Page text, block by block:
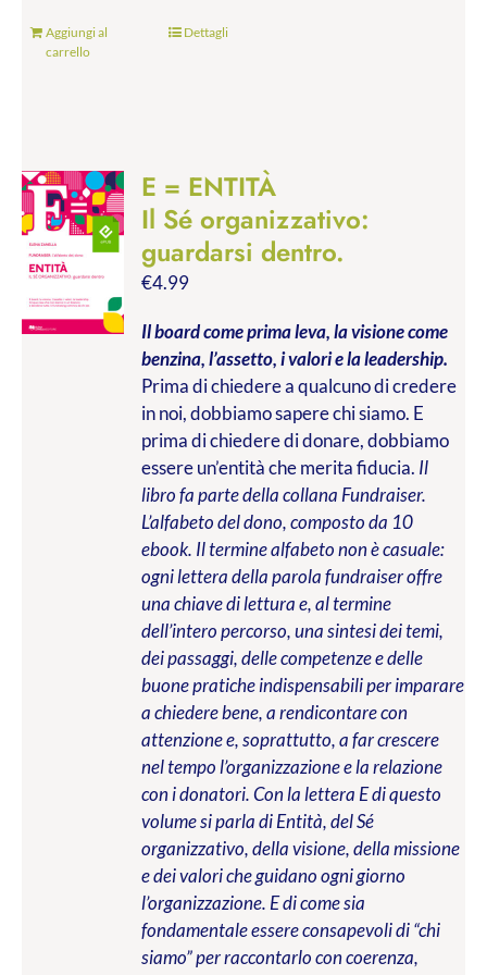
Aggiungi al
carrello
Dettagli
E = ENTITÀ
Il Sé organizzativo:
guardarsi dentro.
€4.99
Il board come prima leva, la visione come
benzina, l’assetto, i valori e la leadership.
Prima di chiedere a qualcuno di credere
in noi, dobbiamo sapere chi siamo. E
prima di chiedere di donare, dobbiamo
essere un’entità che merita fiducia. Il
libro fa parte della collana Fundraiser.
L’alfabeto del dono, composto da 10
ebook. Il termine alfabeto non è casuale:
ogni lettera della parola fundraiser offre
una chiave di lettura e, al termine
dell’intero percorso, una sintesi dei temi,
dei passaggi, delle competenze e delle
buone pratiche indispensabili per imparare
a chiedere bene, a rendicontare con
attenzione e, soprattutto, a far crescere
nel tempo l’organizzazione e la relazione
con i donatori. Con la lettera E di questo
volume si parla di Entità, del Sé
organizzativo, della visione, della missione
e dei valori che guidano ogni giorno
l’organizzazione. E di come sia
fondamentale essere consapevoli di “chi
siamo” per raccontarlo con coerenza,